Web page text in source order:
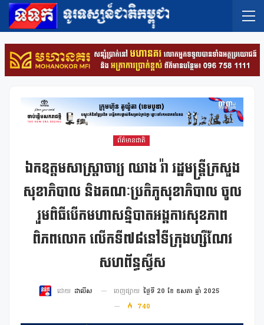
ព័ត៌មានជាតិ
ឯកឧត្តមសាស្ត្រាចារ្យ ឈាង រ៉ា រដ្ឋមន្ត្រីក្រសួង
សុខាភិបាល និងគណៈប្រតិភូសុខាភិបាល ចូល
រួមពិធីបើកមហាសន្និបាតអង្គការសុខភាព
ពិភពលោក លើកទី៧៨នៅទីក្រុងហ្សឺណែវ
សហព័ន្ធស្វីស
ដោយ ដាលីស ចេញផ្សាយ ថ្ងៃទី 20 ខែ ឧសភា ឆ្នាំ 2025
740